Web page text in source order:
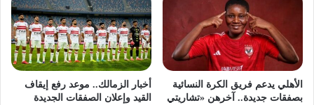
الأهلي يدعم فريق الكرة النسائية
بصفقات جديدة.. آخرهن «تشاريتي
أخبار الزمالك.. موعد رفع إيقاف
القيد وإعلان الصفقات الجديدة